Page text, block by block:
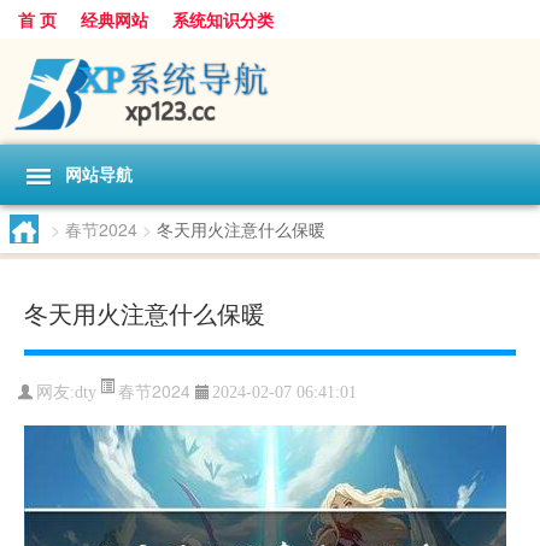
首 页 经典网站 系统知识分类
网站导航
> 春节2024 > 冬天用火注意什么保暖
冬天用火注意什么保暖
网友:dty 春节2024 2024-02-07 06:41:01